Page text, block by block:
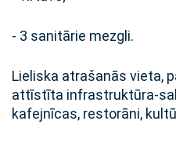
- 3 sanitārie mezgli.
Lieliska atrašanās vieta,
attīstīta infrastruktūra-
kafejnīcas, restorāni,